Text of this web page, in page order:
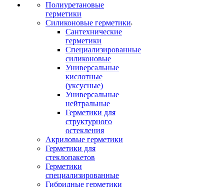
Полиуретановые
герметики
Силиконовые герметики
Сантехнические
герметики
Специализированные
силиконовые
Универсальные
кислотные
(уксусные)
Универсальные
нейтральные
Герметики для
структурного
остекления
Акриловые герметики
Герметики для
стеклопакетов
Герметики
специализированные
Гибридные герметики